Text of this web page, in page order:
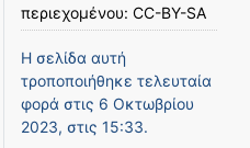
περιεχομένου: CC-BY-SA
Η σελίδα αυτή
τροποποιήθηκε τελευταία
φορά στις 6 Οκτωβρίου
2023, στις 15:33.